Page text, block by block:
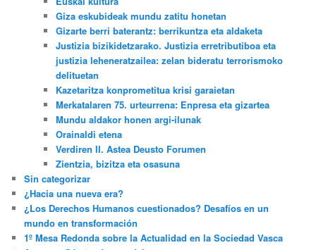
Giza eskubideak mundu zatitu honetan
Gizarte berri baterantz: berrikuntza eta aldaketa
Justizia bizikidetzarako. Justizia erretributiboa eta
justizia leheneratzailea: zelan bideratu terrorismoko
delituetan
Kazetaritza konprometitua krisi garaietan
Merkatalaren 75. urteurrena: Enpresa eta gizartea
Mundu aldakor honen argi-ilunak
Orainaldi etena
Verdiren II. Astea Deusto Forumen
Zientzia, bizitza eta osasuna
Sin categorizar
¿Hacia una nueva era?
¿Los Derechos Humanos cuestionados? Desafíos en un
mundo en transformación
1º Mesa Redonda sobre la Actualidad en la Sociedad Vasca